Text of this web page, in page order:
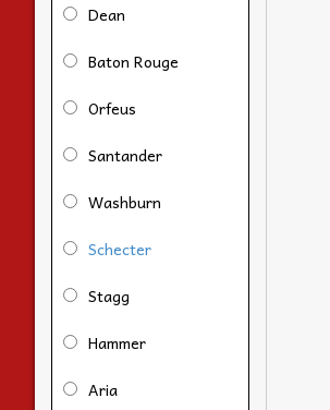
Dean
Baton Rouge
Orfeus
Santander
Washburn
Schecter
Stagg
Hammer
Aria